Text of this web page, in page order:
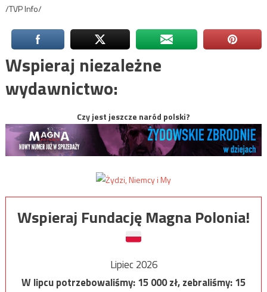
/TVP Info/
Wspieraj niezależne
wydawnictwo:
Czy jest jeszcze naród polski?
Wspieraj Fundację Magna Polonia!
Lipiec 2026
W lipcu potrzebowaliśmy:15 000zł, zebraliśmy:15